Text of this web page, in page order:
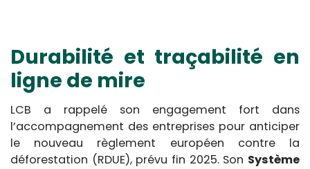
Durabilité et traçabilité en
ligne de mire
LCB a rappelé son engagement fort dans
l’accompagnement des entreprises pour anticiper
le nouveau règlement européen contre la
déforestation (RDUE), prévu fin 2025. Son Système